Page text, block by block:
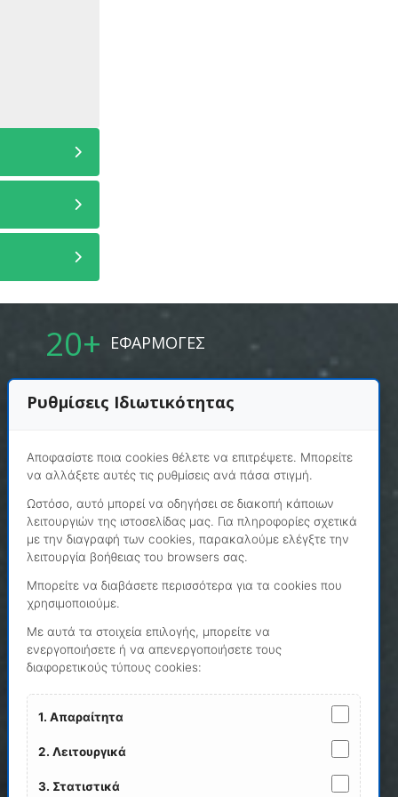
20+ ΕΦΑΡΜΟΓΕΣ
Ρυθμίσεις Ιδιωτικότητας
Αποφασίστε ποια cookies θέλετε να επιτρέψετε. Μπορείτε
να αλλάξετε αυτές τις ρυθμίσεις ανά πάσα στιγμή.
Ωστόσο, αυτό μπορεί να οδηγήσει σε διακοπή κάποιων
λειτουργιών της ιστοσελίδας μας. Για πληροφορίες σχετικά
με την διαγραφή των cookies, παρακαλούμε ελέγξτε την
λειτουργία βοήθειας του browsers σας.
Μπορείτε να διαβάσετε περισσότερα για τα cookies που
χρησιμοποιούμε.
Με αυτά τα στοιχεία επιλογής, μπορείτε να
ενεργοποιήσετε ή να απενεργοποιήσετε τους
διαφορετικούς τύπους cookies:
1. Απαραίτητα
2. Λειτουργικά
3. Στατιστικά